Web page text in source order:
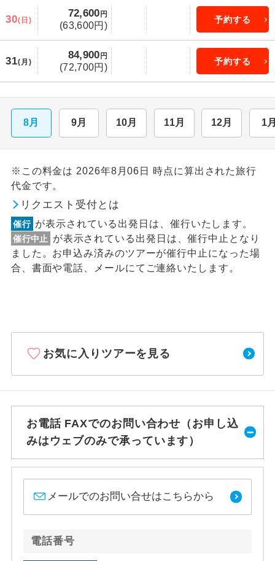
30(日)
72,600 円
(63,600円)
予約する
31(月)
84,900 円
(72,700円)
予約する
8月 9月 10月 11月 12月 1
※この料金は 2026年8月06日 時点に算出された旅行
代金です。
リクエスト受付とは
催行 が表示されている出発日は、催行いたします。
催行中止
が表示されている出発日は、催行中止となり
ました。お申込み済みのツアーが催行中止になった場
合、書面や電話、メールにてご連絡いたします。
お気に入りツアーを見る
お電話 FAXでのお問い合わせ（お申し込
みはウェブのみで承っています）
メールでのお問い合せはこちらから
電話番号